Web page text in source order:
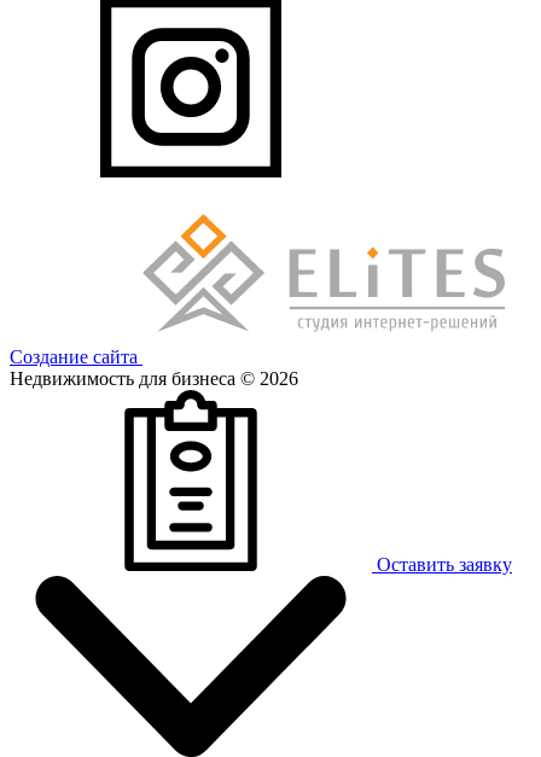
Создание сайта
Недвижимость для бизнеса © 2026
Оставить заявку